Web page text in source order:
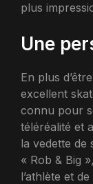
plus
Une
En plus
excellent
connu pour
téléréalité et
la vedette
« Rob & Big
l’athlète et